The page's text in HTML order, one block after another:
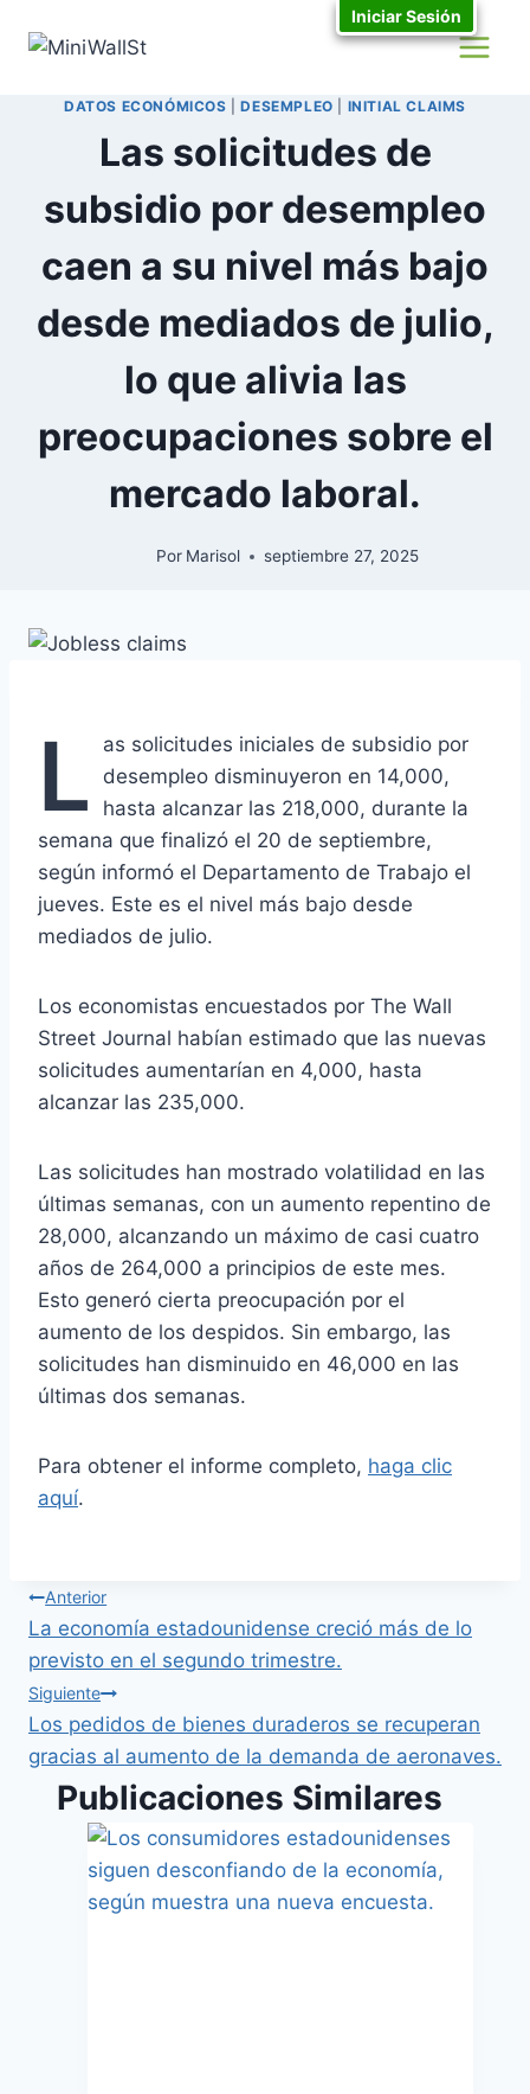
DATOS ECONÓMICOS |DESEMPLEO INITIAL CLAIMS
Las solicitudes de
subsidio por desempleo
caen a su nivel más bajo
desde mediados de julio,
lo que alivia las
preocupaciones sobre el
mercado laboral.
Por Marisol septiembre 27, 2025
L
as solicitudes iniciales de subsidio por
desempleo disminuyeron en 14,000,
hasta alcanzar las 218,000, durante la
semana que finalizó el 20 de septiembre,
según informó el Departamento de Trabajo el
jueves. Este es el nivel más bajo desde
mediados de julio.
Los economistas encuestados por The Wall
Street Journal habían estimado que las nuevas
solicitudes aumentarían en 4,000, hasta
alcanzar las 235,000.
Las solicitudes han mostrado volatilidad en las
últimas semanas, con un aumento repentino de
28,000, alcanzando un máximo de casi cuatro
años de 264,000 a principios de este mes.
Esto generó cierta preocupación por el
aumento de los despidos. Sin embargo, las
solicitudes han disminuido en 46,000 en las
últimas dos semanas.
Para obtener el informe completo, haga clic
aquí.
Anterior
La economía estadounidense creció más de lo
previsto en el segundo trimestre.
Siguiente
Los pedidos de bienes duraderos se recuperan
gracias al aumento de la demanda de aeronaves.
Publicaciones Similares
Iniciar Sesión